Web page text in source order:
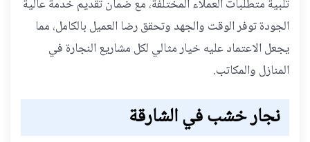
تلبية متطلبات العملاء المختلفة، مع ضمان تقديم خدمة عالية
الجودة توفر الوقت والجهد وتحقق رضا العميل بالكامل، مما
يجعل الاعتماد عليه خيار مثالي لكل مشاريع النجارة في
المنازل والمكاتب.
نجار خشب في الشارقة